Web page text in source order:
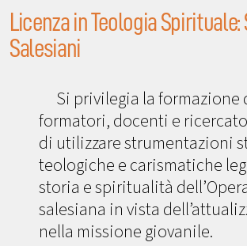
Licenza in Teologia Spirituale:
Salesiani
Si privilegia la formazione
formatori, docenti e
di utilizzare strumentazioni
teologiche e carismatiche
storia e spiritualità
salesiana in vista
nella missione giovanile.